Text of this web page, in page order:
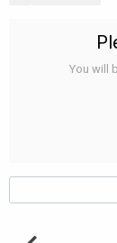
You will